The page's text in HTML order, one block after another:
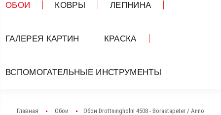
ОБОИ КОВРЫ ЛЕПНИНА
ГАЛЕРЕЯ КАРТИН КРАСКА
ВСПОМОГАТЕЛЬНЫЕ ИНСТРУМЕНТЫ
Главная Обои Обои Drottningholm 4508 - Borastapeter / Anno